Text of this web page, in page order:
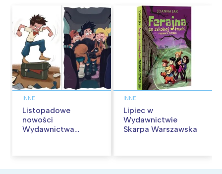
INNE
Listopadowe
nowości
Wydawnictwa
INNE
Lipiec w
Wydawnictwie
Skarpa Warszawska